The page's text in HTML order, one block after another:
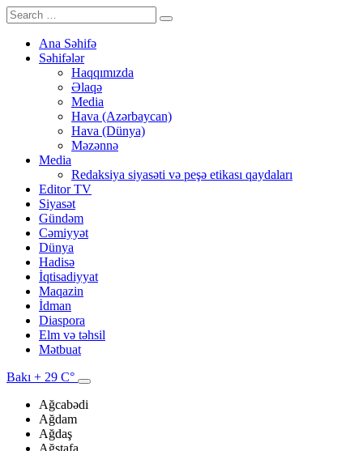
Ana Səhifə
Səhifələr
Haqqımızda
Əlaqə
Media
Hava (Azərbaycan)
Hava (Dünya)
Məzənnə
Media
Redaksiya siyasəti və peşə etikası qaydaları
Editor TV
Siyasət
Gündəm
Cəmiyyət
Dünya
Hadisə
İqtisadiyyat
Maqazin
İdman
Diaspora
Elm və təhsil
Mətbuat
Bakı + 29 C°
Ağcabədi
Ağdam
Ağdaş
Ağstafa